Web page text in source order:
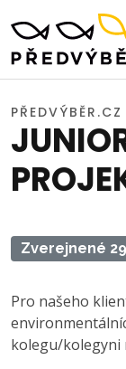
PŘEDVÝBĚR.CZ
Zverejnené
Pro našeho
kolegu/kolegyni